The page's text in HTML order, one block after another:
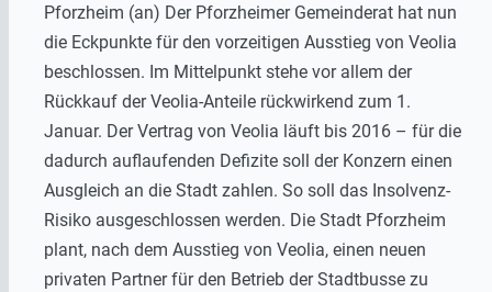
Pforzheim (an) Der Pforzheimer Gemeinderat hat nun
die Eckpunkte für den vorzeitigen Ausstieg von Veolia
beschlossen. Im Mittelpunkt stehe vor allem der
Rückkauf der Veolia-Anteile rückwirkend zum 1.
Januar. Der Vertrag von Veolia läuft bis 2016 – für die
dadurch auflaufenden Defizite soll der Konzern einen
Ausgleich an die Stadt zahlen. So soll das Insolvenz-
Risiko ausgeschlossen werden. Die Stadt Pforzheim
plant, nach dem Ausstieg von Veolia, einen neuen
privaten Partner für den Betrieb der Stadtbusse zu